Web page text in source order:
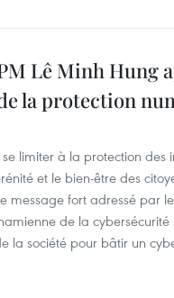
Lê Minh Hung
la protection
limiter à la protection des
et le bien-être des
message fort adressé par
de la
la société pour bâtir un